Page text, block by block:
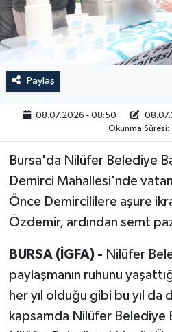
Paylaş
08.07.2026 - 08:50
Okunma Süresi:
Bursa'da Nilüfer Belediye
Demirci Mahallesi'nde
Önce Demircililere aşure
Özdemir, ardından semt
BURSA (İGFA) - Nilüfer
paylaşmanın ruhunu
her yıl olduğu gibi bu yıl da
kapsamda Nilüfer Belediye
RESMİ İLAN